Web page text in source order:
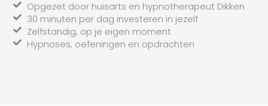
Opgezet door huisarts en hypnotherapeut Dikken
30 minuten per dag investeren in jezelf
Zelfstandig, op je eigen moment
Hypnoses, oefeningen en opdrachten